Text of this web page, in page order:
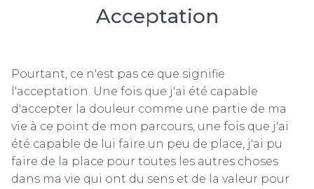
Acceptation
Pourtant, ce n'est pas ce que signifie
l'acceptation. Une fois que j'ai été capable
d'accepter la douleur comme une partie de ma
vie à ce point de mon parcours, une fois que j'ai
été capable de lui faire un peu de place, j'ai pu
faire de la place pour toutes les autres choses
dans ma vie qui ont du sens et de la valeur pour